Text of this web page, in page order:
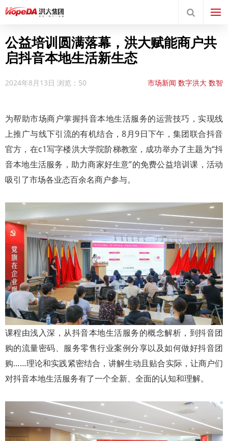
公益培训圆满落幕，洪大赋能商户共
启抖音本地生活新生态
2024年8月13日 浏览：50 市场新闻 数字洪大 数智
要闻
为帮助市场商户掌握抖音本地生活服务的运营技巧，实现线
上推广与线下引流的有机结合，8月9日下午，集团联合抖音
官方，在c1写字楼洪大学院阶梯教室，成功举办了主题为“抖
音本地生活服务，助力商家好生意”的免费公益培训课，活动
吸引了市场各业态百余名商户参与。
课程由浅入深，从抖音本地生活服务的概念解析，到抖音团
购的流量密码、服务零售行业案例分享以及如何做好抖音团
购……理论和实践紧密结合，讲解生动且贴合实际，让商户们
对抖音本地生活服务有了一个全新、全面的认知和理解。